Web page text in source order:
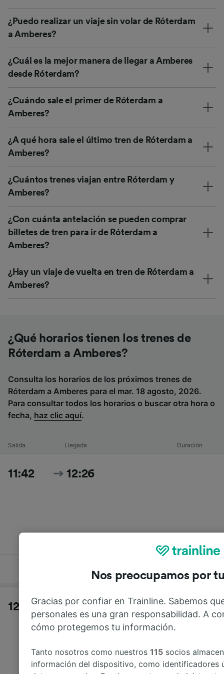
¿Puedo realizar un viaje sin volar de Róterdam
a Amberes?
¿Cuál es la mejor manera de llegar a Amberes
desde Róterdam?
¿Cuándo sale el primer de Róterdam a
Amberes?
¿A qué hora sale el último tren de Róterdam a
Amberes?
¿Cuántos trenes viajan entre Róterdam y
Amberes?
¿Con cuánta antelación se pueden comprar
billetes de tren para ir de Róterdam a
Amberes?
¿Hay un viaje de vuelta en tren de Róterdam a
Amberes?
¿Qué horarios tienen los trenes de
Róterdam a Amberes?
Consulta los horarios de los próximos trenes de
Róterdam a Amberes para el mar. 18 agosto, 2026.
Para consultar todos los horarios o buscar otra hora o
fecha, haz clic aquí.
Salida Llegada Duración
11:42 12:26
directo
12:10 13:16
Nos preocupamos por
Gracias por confiar en Trainline. Sabemos
personales es una gran responsabilidad. A
cómo protegemos tu información.
Tanto nosotros como nuestros 115socios
información del dispositivo, como identificadores